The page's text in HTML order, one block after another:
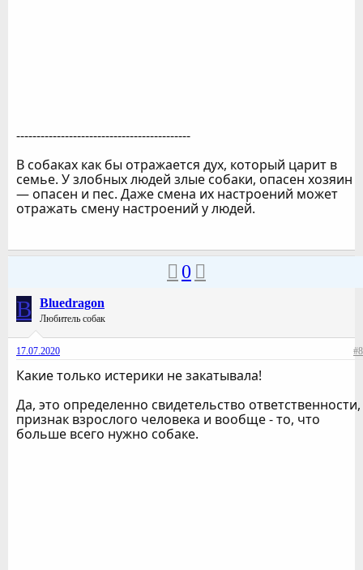
-------------------------------------------
В собаках как бы отражается дух, который царит в
семье. У злобных людей злые собаки, опасен хозяин
— опасен и пес. Даже смена их настроений может
отражать смену настроений у людей.
0
B Bluedragon
Любитель собак
17.07.2020 #8
Какие только истерики не закатывала!
Да, это определенно свидетельство ответственности,
признак взрослого человека и вообще - то, что
больше всего нужно собаке.